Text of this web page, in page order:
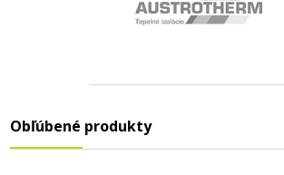
Obľúbené produkty